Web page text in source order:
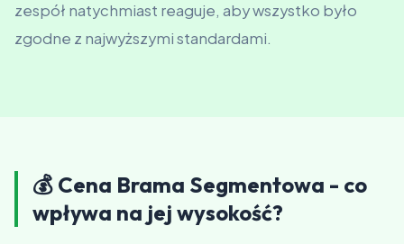
zespół natychmiast reaguje, aby wszystko było
zgodne z najwyższymi standardami.
💰 Cena Brama Segmentowa - co
wpływa na jej wysokość?